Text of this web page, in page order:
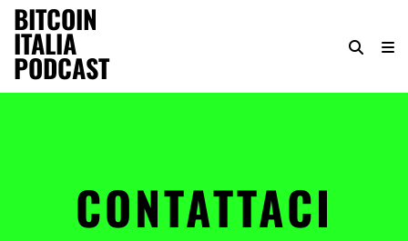
BITCOIN
ITALIA
PODCAST
CONTATTACI